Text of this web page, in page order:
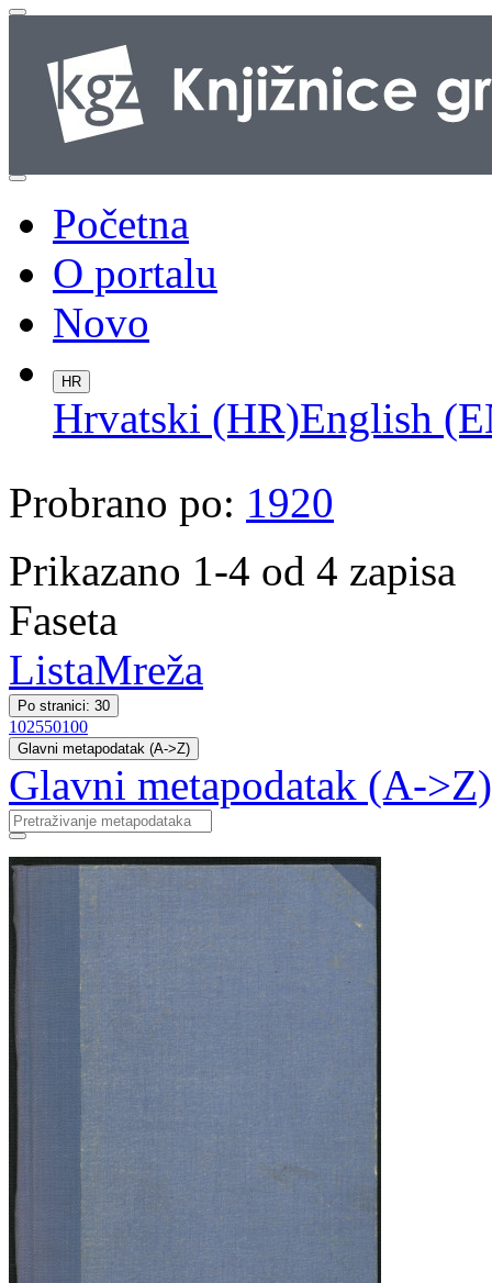
Početna
O portalu
Novo
HR
Hrvatski (HR)English
Probrano po: 1920
Prikazano 1-4 od 4 zapisa
Faseta
ListaMreža
Po stranici: 30
102550100
Glavni metapodatak (A->Z)
Glavni metapodatak (A->Z)